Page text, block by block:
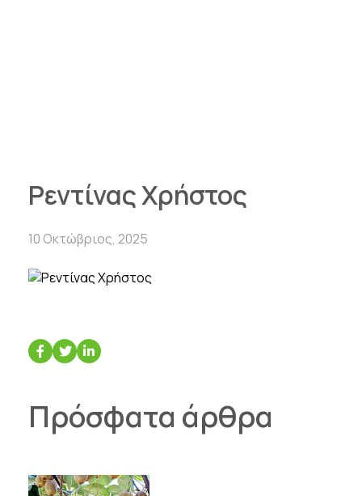
Ρεντίνας Χρήστος
10 Οκτώβριος, 2025
Πρόσφατα άρθρα